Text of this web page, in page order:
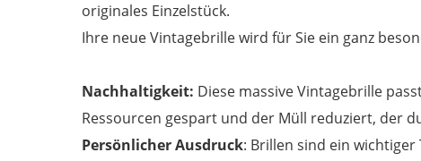
originales Einzelstück.
Ihre neue Vintagebrille wird für Sie ein ganz
Nachhaltigkeit: Diese massive Vintagebrille
Ressourcen gespart und der Müll reduziert, der
Persönlicher Ausdruck: Brillen sind ein